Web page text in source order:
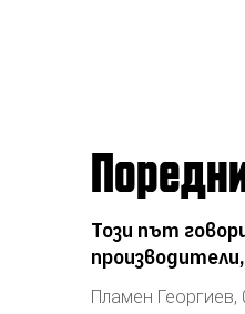
Този път
Пламен Георгиев,